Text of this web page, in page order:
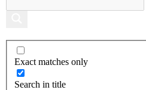
Exact matches only
Search in title